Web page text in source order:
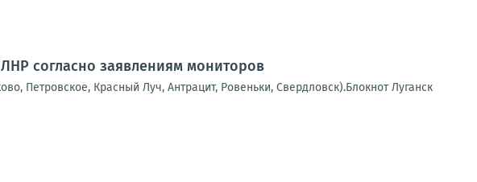
согласно заявлениям мониторов
Петровское, Красный Луч, Антрацит, Ровеньки, Свердловск).Блокнот Луганск